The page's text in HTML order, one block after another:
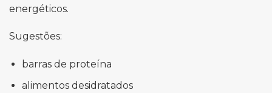
energéticos.
Sugestões:
barras de proteína
alimentos desidratados